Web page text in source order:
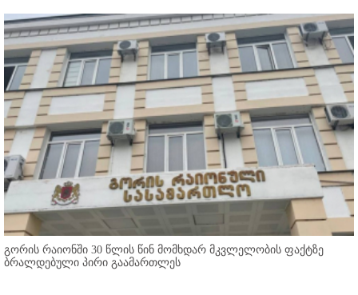
გორის რაიონში 30 წლის წინ მომხდარ მკვლელობის ფაქტზე
ბრალდებული პირი გაამართლეს